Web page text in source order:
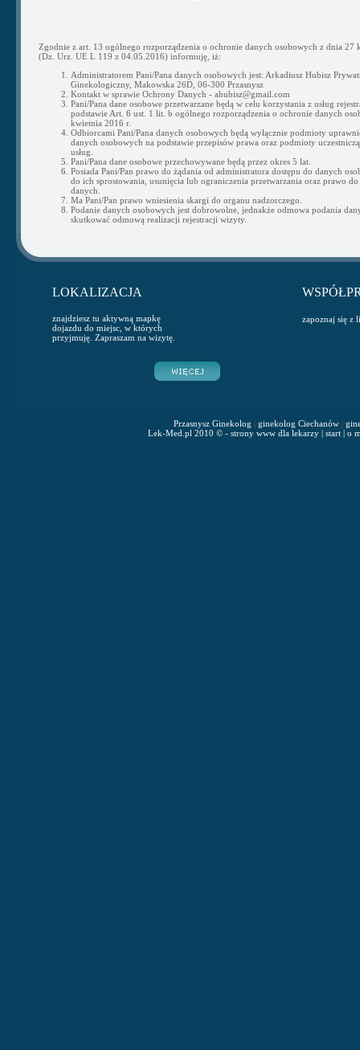
Zgodnie z art. 13 ogólnego rozporządzenia o ochronie danych osobowych z dnia 27
(Dz. Urz. UE L 119 z 04.05.2016) informuję, iż:
Administratorem Pani/Pana danych osobowych jest: Arkadiusz Hubisz
Ginekologiczny, Makowska 26D, 06-300 Przasnysz
Kontakt w sprawie Ochrony Danych - ahubisz@gmail.com
Pani/Pana dane osobowe przetwarzane będą w celu korzystania z usług
podstawie Art. 6 ust. 1 lit. b ogólnego rozporządzenia o ochronie danych
kwietnia 2016 r.
Odbiorcami Pani/Pana danych osobowych będą wyłącznie podmioty
danych osobowych na podstawie przepisów prawa oraz podmioty
usług.
Pani/Pana dane osobowe przechowywane będą przez okres 5 lat.
Posiada Pani/Pan prawo do żądania od administratora dostępu do danych
do ich sprostowania, usunięcia lub ograniczenia przetwarzania oraz prawo do
danych.
Ma Pani/Pan prawo wniesienia skargi do organu nadzorczego.
Podanie danych osobowych jest dobrowolne, jednakże odmowa podania
skutkować odmową realizacji rejestracji wizyty.
LOKALIZACJA
znajdziesz tu aktywną mapkę
dojazdu do miejsc, w których
przyjmuję. Zapraszam na wizytę.
zapoznaj się z
Przasnysz Ginekolog | ginekolog Ciechanów|
Lek-Med.pl 2010 © - strony www dla lekarzy| start| o